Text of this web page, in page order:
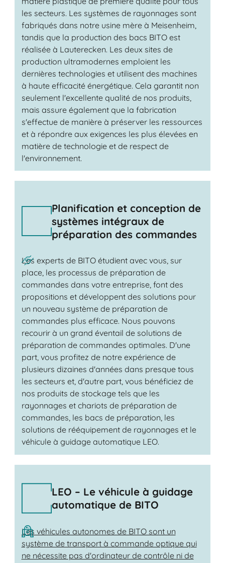
les secteurs. Les systèmes de rayonnages sont
fabriqués dans notre usine mère à Meisenheim,
tandis que la production des bacs BITO est
réalisée à Lauterecken. Les deux sites de
production ultramodernes emploient les
dernières technologies et utilisent des machines
à haute efficacité énergétique. Cela garantit non
seulement l'excellente qualité de nos produits,
mais assure également que la fabrication
s'effectue de manière à préserver les ressources
et à répondre aux exigences les plus élevées en
matière de technologie et de respect de
l'environnement.
Planification et conception de
systèmes intégraux de
préparation des commandes
Les experts de BITO étudient avec vous, sur
place, les processus de préparation de
commandes dans votre entreprise, font des
propositions et développent des solutions pour
un nouveau système de préparation de
commandes plus efficace. Nous pouvons
recourir à un grand éventail de solutions de
préparation de commandes optimales. D'une
part, vous profitez de notre expérience de
plusieurs dizaines d'années dans presque tous
les secteurs et, d'autre part, vous bénéficiez de
nos produits de stockage tels que les
rayonnages et chariots de préparation de
commandes, les bacs de préparation, les
solutions de rééquipement de rayonnages et le
véhicule à guidage automatique LEO.
LEO – Le véhicule à guidage
automatique de BITO
Les véhicules autonomes de BITO sont un
système de transport à commande optique qui
ne nécessite pas d'ordinateur de contrôle ni de